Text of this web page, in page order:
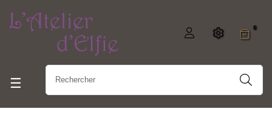
0
Basculer la navigation
☰